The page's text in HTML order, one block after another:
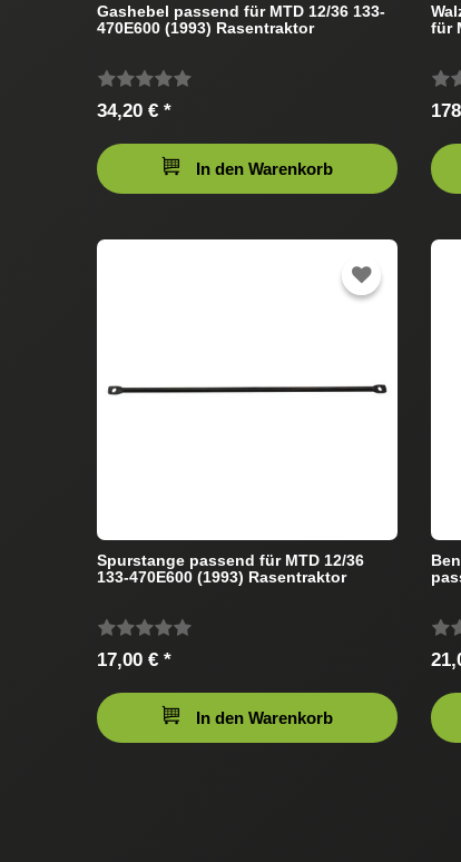
Gashebel passend für MTD 12/36 133-
470E600 (1993) Rasentraktor
34,20 € *
In den Warenkorb
für
Spurstange passend für MTD 12/36
133-470E600 (1993) Rasentraktor
17,00 € *
In den Warenkorb